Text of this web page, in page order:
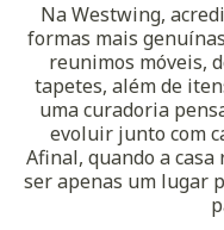
Na Westwing,
formas mais
reunimos móveis,
tapetes, além de
uma curadoria
evoluir junto com
Afinal, quando a casa
ser apenas um lugar